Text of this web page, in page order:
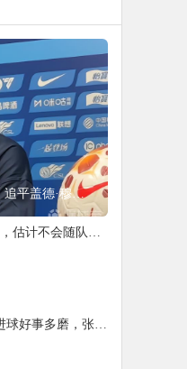
比肩传奇！凯恩3届世界杯打进14球，追平盖德·穆勒并排前史第5
估计不会随队去
球好事多磨，张玉